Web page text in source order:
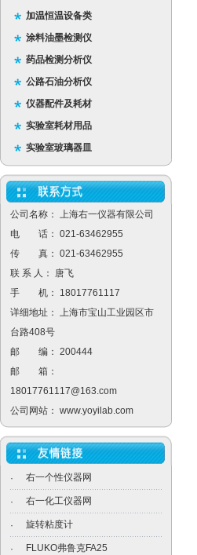
加温恒温设备类
涂料油墨检测仪
药品检测分析仪
公路石油分析仪
仪器配件及耗材
实验室耗材用品
实验室玻璃器皿
公司名称： 上海右一仪器有限公司
电 话： 021-63462955
传 真： 021-63462955
联 系 人： 唐飞
手 机： 18017761117
详细地址： 上海市宝山工业园区市
台路408号
邮 编： 200444
邮 箱：
18017761117@163.com
公司网站： www.yoyilab.com
· 右一个性仪器网
· 右一化工仪器网
· 旋转粘度计
· FLUKO弗鲁克FA25